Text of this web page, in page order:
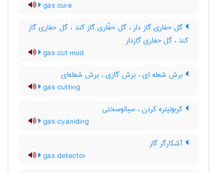
gas cure
گل حفاری گاز دار ، گل حفّاری گاز کند ، گل حفاری گاز
کند ، گل حفاری گازدار
gas cut mud
برش شعله ای ، برش گازی ، برش شعله‌ای
gas cutting
کربونیتره کردن ، سیانوسختی
gas cyaniding
آشکارگر گاز
gas detector